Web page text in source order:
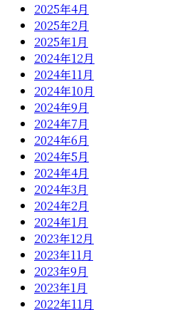
2025年4月
2025年2月
2025年1月
2024年12月
2024年11月
2024年10月
2024年9月
2024年7月
2024年6月
2024年5月
2024年4月
2024年3月
2024年2月
2024年1月
2023年12月
2023年11月
2023年9月
2023年1月
2022年11月